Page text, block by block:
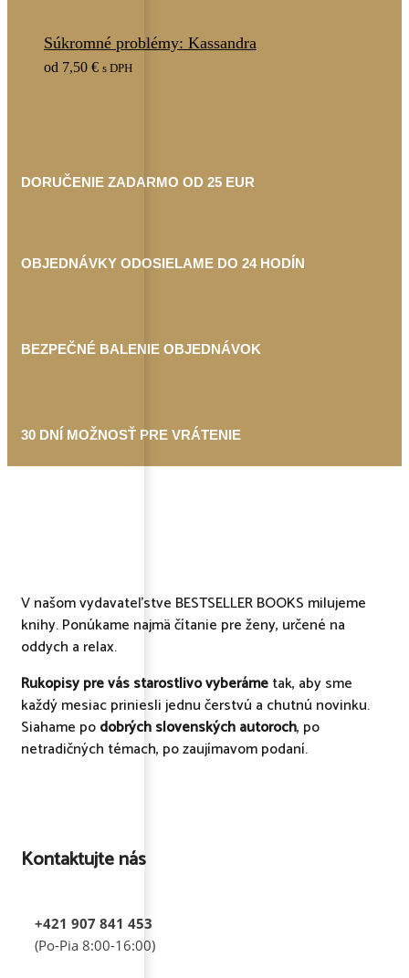
Súkromné problémy: Kassandra
od 7,50 € s DPH
DORUČENIE ZADARMO OD 25 EUR
OBJEDNÁVKY ODOSIELAME DO 24 HODÍN
BEZPEČNÉ BALENIE OBJEDNÁVOK
30 DNÍ MOŽNOSŤ PRE VRÁTENIE
V našom vydavateľstve BESTSELLER BOOKS milujeme
knihy. Ponúkame najmä čítanie pre ženy, určené na
oddych a relax.
Rukopisy pre vás starostlivo vyberámetak, aby sme
každý mesiac priniesli jednu čerstvú a chutnú novinku.
Siahame podobrých slovenských autoroch, po
netradičných témach, po zaujímavom podaní.
Kontaktujte nás
+421 907 841 453
(Po-Pia 8:00-16:00)